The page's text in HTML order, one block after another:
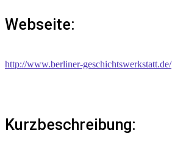
Webseite:
http://www.berliner-geschichtswerkstatt.de/
Kurzbeschreibung: